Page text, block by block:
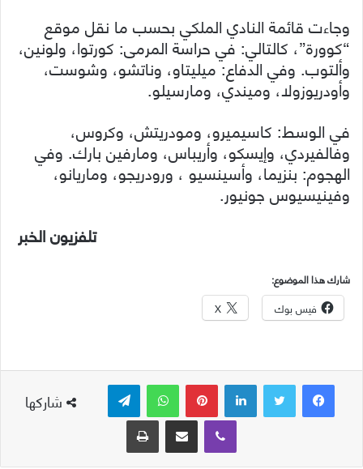
وجاءت قائمة النادي الملكي بحسب ما نقل موقع
“كوورة”، كالتالي: في حراسة المرمى: كورتوا، ولونين،
وألتوب. وفي الدفاع: ميليتاو، وناتشو، وشوست،
وأودريوزولا، وميندي، ومارسيلو.
في الوسط: كاسيميرو، ومودريتش، وكروس،
وفالفيردي، وإيسكو، وأريباس، ومارفين بارك. وفي
الهجوم: بنزيما، وأسينسيو ، ورودريجو، وماريانو،
وفينيسيوس جونيور.
تلفزيون الخبر
شارك هذا الموضوع:
فيس بوك X
شاركها
لينكدإن بينتيريست واتساب
ڤايبر
مشاركة عبر البريد طباعة